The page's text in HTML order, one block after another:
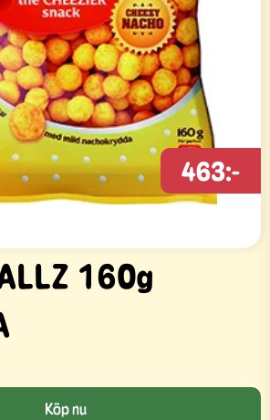
160g
463:-
Köp nu